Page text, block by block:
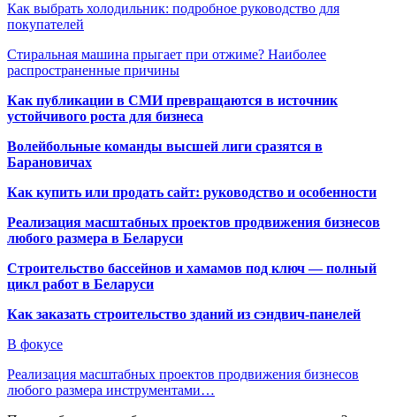
Как выбрать холодильник: подробное руководство для
покупателей
Стиральная машина прыгает при отжиме? Наиболее
распространенные причины
Как публикации в СМИ превращаются в источник
устойчивого роста для бизнеса
Волейбольные команды высшей лиги сразятся в
Барановичах
Как купить или продать сайт: руководство и особенности
Реализация масштабных проектов продвижения бизнесов
любого размера в Беларуси
Строительство бассейнов и хамамов под ключ — полный
цикл работ в Беларуси
Как заказать строительство зданий из сэндвич-панелей
В фокусе
Реализация масштабных проектов продвижения бизнесов
любого размера инструментами…